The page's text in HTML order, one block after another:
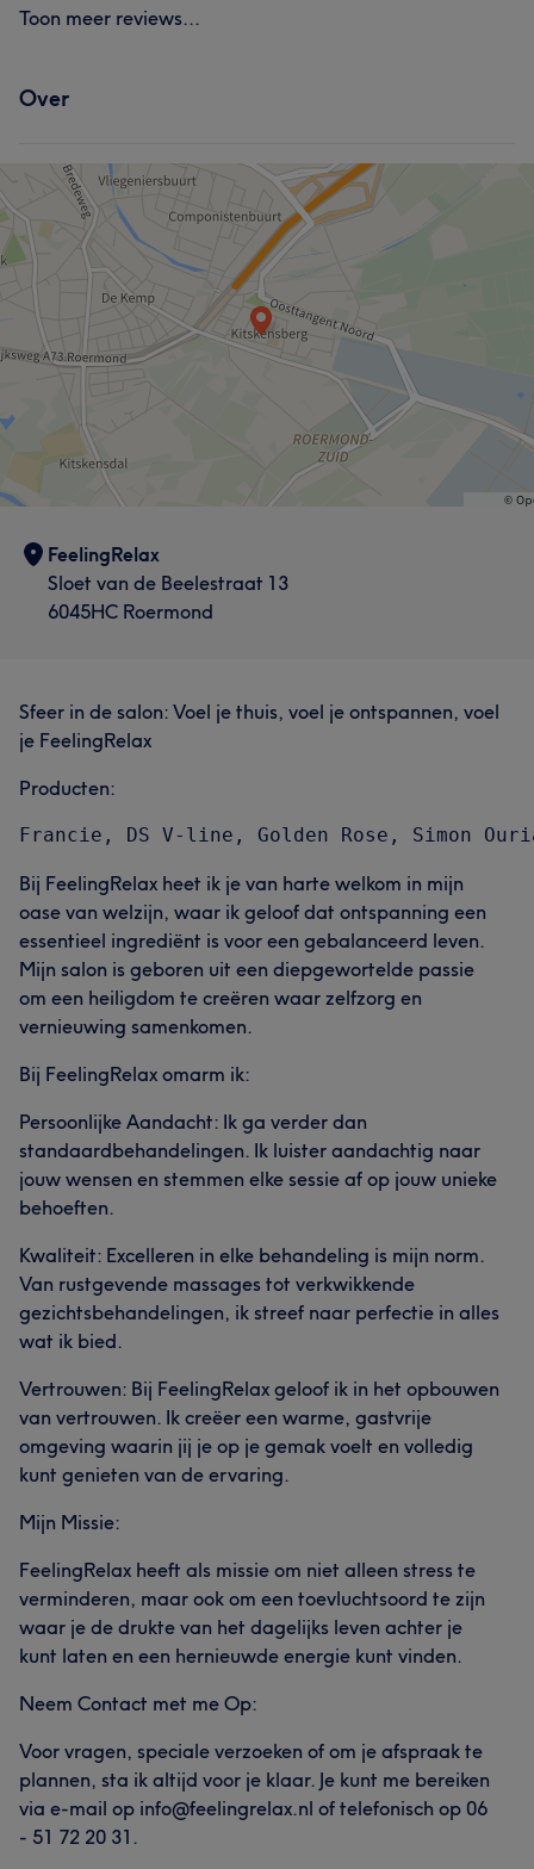
Toon meer reviews...
Over
FeelingRelax
Sloet van de Beelestraat 13
6045HC Roermond
Sfeer in de salon: Voel je thuis, voel je ontspannen, voel
je FeelingRelax
Producten:
Bij FeelingRelax heet ik je van harte welkom in mijn
oase van welzijn, waar ik geloof dat ontspanning een
essentieel ingrediënt is voor een gebalanceerd leven.
Mijn salon is geboren uit een diepgewortelde passie
om een heiligdom te creëren waar zelfzorg en
vernieuwing samenkomen.
Bij FeelingRelax omarm ik:
Persoonlijke Aandacht: Ik ga verder dan
standaardbehandelingen. Ik luister aandachtig naar
jouw wensen en stemmen elke sessie af op jouw unieke
behoeften.
Kwaliteit: Excelleren in elke behandeling is mijn norm.
Van rustgevende massages tot verkwikkende
gezichtsbehandelingen, ik streef naar perfectie in alles
wat ik bied.
Vertrouwen: Bij FeelingRelax geloof ik in het opbouwen
van vertrouwen. Ik creëer een warme, gastvrije
omgeving waarin jij je op je gemak voelt en volledig
kunt genieten van de ervaring.
Mijn Missie:
FeelingRelax heeft als missie om niet alleen stress te
verminderen, maar ook om een toevluchtsoord te zijn
waar je de drukte van het dagelijks leven achter je
kunt laten en een hernieuwde energie kunt vinden.
Neem Contact met me Op:
Voor vragen, speciale verzoeken of om je afspraak te
plannen, sta ik altijd voor je klaar. Je kunt me bereiken
via e-mail op info@feelingrelax.nl of telefonisch op 06
- 51 72 20 31.